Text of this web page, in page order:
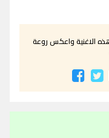
الاغنية واعكس روعة